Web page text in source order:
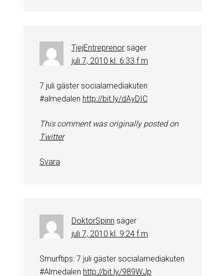
TjejEntreprenor säger
juli 7, 2010 kl. 6:33 f m
7 juli gäster socialamediakuten
#almedalen http://bit.ly/dAyDIC
This comment was originally posted on
Twitter
Svara
DoktorSpinn säger
juli 7, 2010 kl. 9:24 f m
Smurftips: 7 juli gäster socialamediakuten
#Almedalen http://bit.ly/989WJp